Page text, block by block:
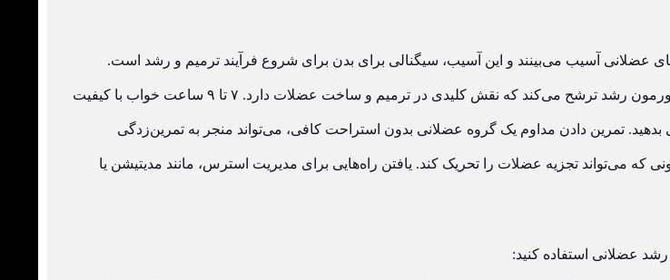
عضلانی آسیب می‌بینند و این آسیب، سیگنالی برای بدن برای شروع فرآیند ترمیم و رشد است.
خواب، مهم‌ترین بخش ریکاوری است. در طول خواب عمیق، بدن هورمون رشد ترشح می‌کند که نقش کلیدی در ترمیم و ساخت عضلات دارد. ۷ تا ۹ ساعت خواب با کیفیت
تمرین دادن مداوم یک گروه عضلانی بدون استراحت کافی، می‌تواند منجر به تمرین‌زدگی
می‌تواند تجزیه عضلات را تحریک کند. یافتن راه‌هایی برای مدیریت استرس، مانند مدیتیشن یا
عضلانی استفاده کنید: